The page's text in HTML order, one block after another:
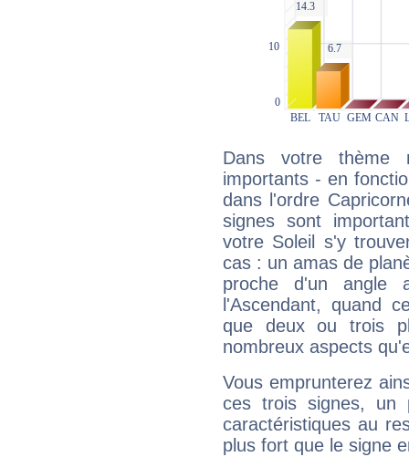
Dans votre thème
importants - en
dans l'ordre
signes sont
votre Soleil s'y
cas : un amas de
proche d'un
l'Ascendant, quand
que deux ou trois
nombreux aspects
Vous emprunterez
ces trois signes, un
caractéristiques au
plus fort que le signe